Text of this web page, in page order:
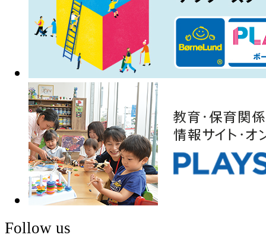
Follow us